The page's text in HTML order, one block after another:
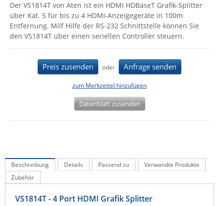
Fokus Technologies
Gefen
Gude
High Sec Labs
IEC Lock
Kramer Electronics
KVM TEC
Legrand
Der VS1814T von Aten ist ein HDMI HDBaseT Grafik-Splitter
über Kat. 5 für bis zu 4 HDMI-Anzeigegeräte in 100m
Entfernung. Milf Hilfe der RS-232 Schnittstelle können Sie
den VS1814T über einen seriellen Controller steuern.
Preis zusenden oder Anfrage senden
zum Merkzettel hinzufügen
Datenblatt zusenden
Beschreibung Details Passend zu
Verwandte Produkte
Zubehör
VS1814T - 4 Port HDMI Grafik Splitter